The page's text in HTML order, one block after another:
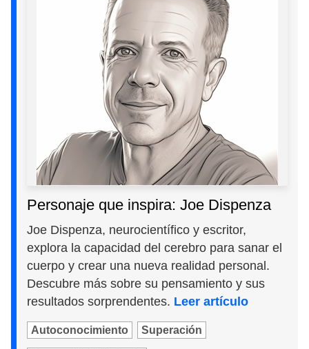
Personaje que inspira: Joe Dispenza
Joe Dispenza, neurocientífico y escritor,
explora la capacidad del cerebro para sanar el
cuerpo y crear una nueva realidad personal.
Descubre más sobre su pensamiento y sus
resultados sorprendentes. Leer artículo
Autoconocimiento Superación